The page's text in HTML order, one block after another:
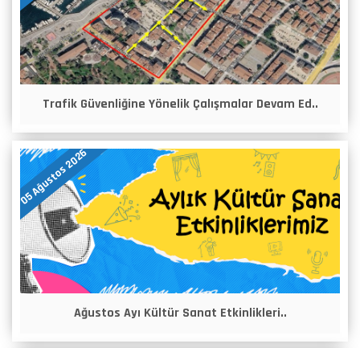
Trafik Güvenliğine Yönelik Çalışmalar Devam Ed..
05 Ağustos 2026
Ağustos Ayı Kültür Sanat Etkinlikleri..